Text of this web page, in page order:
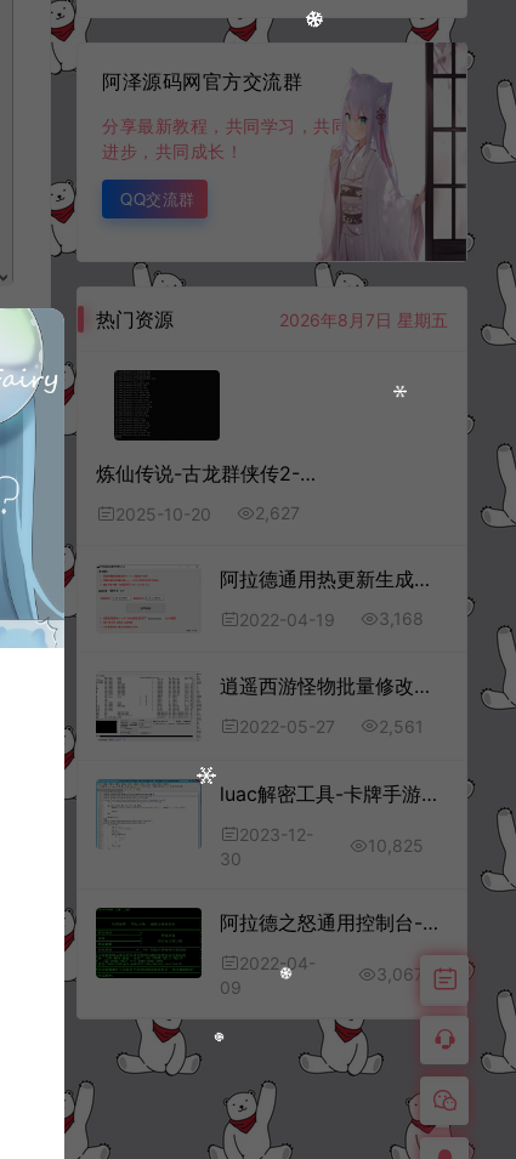
ux手工服务端+前后端全套源码+CD
K授权后台+安卓苹果双端+详细搭建
阿泽源码网官方交流群
分享最新教程，共同学习，共同
进步，共同成长！
QQ交流群
热门资源 2026年8月7日 星期五
炼仙传说-古龙群侠传2-全套加解密工具+使用教程
2025-10-20 2,627
阿拉德通用热更新生成工具
2022-04-19 3,168
逍遥西游怪物批量修改工具
2022-05-27 2,561
luac解密工具-卡牌手游前端luac文件解密
2023-12-
30
10,825
阿拉德之怒通用控制台-阿拉德之怒服务端掉线自动重启
2022-04-
09
3,067